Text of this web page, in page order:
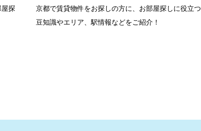
探
京都で賃貸物件をお探しの方に、お部屋探しに役立つ
豆知識やエリア、駅情報などをご紹介！